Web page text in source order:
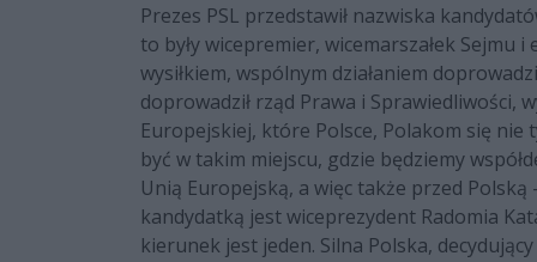
Prezes PSL przedstawił nazwiska
to były wicepremier, wicemarszałek Sejmu
wysiłkiem, wspólnym działaniem
doprowadził rząd Prawa i Sprawiedliwości,
Europejskiej, które Polsce, Polakom się nie
być w takim miejscu, gdzie będziemy
Unią Europejską, a więc także przed Polską
kandydatką jest wiceprezydent Radomia
kierunek jest jeden. Silna Polska,